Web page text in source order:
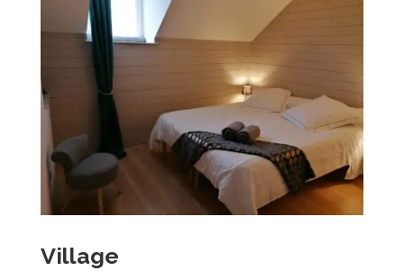
Village